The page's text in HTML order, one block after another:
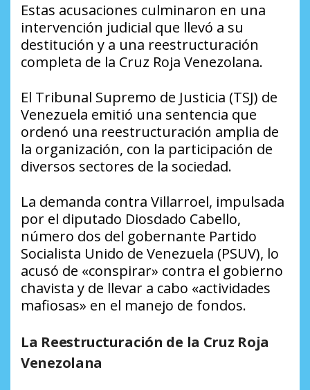
Estas acusaciones culminaron en una
intervención judicial que llevó a su
destitución y a una reestructuración
completa de la Cruz Roja Venezolana.
El Tribunal Supremo de Justicia (TSJ) de
Venezuela emitió una sentencia que
ordenó una reestructuración amplia de
la organización, con la participación de
diversos sectores de la sociedad.
La demanda contra Villarroel, impulsada
por el diputado Diosdado Cabello,
número dos del gobernante Partido
Socialista Unido de Venezuela (PSUV), lo
acusó de «conspirar» contra el gobierno
chavista y de llevar a cabo «actividades
mafiosas» en el manejo de fondos.
La Reestructuración de la Cruz Roja
Venezolana